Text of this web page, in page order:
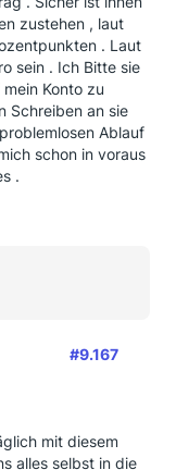
zustehen , laut
. Laut
sein . Ich Bitte sie
Konto zu
Schreiben an sie
Ablauf
schon in voraus
.
#9.167
mit diesem
alles selbst in die